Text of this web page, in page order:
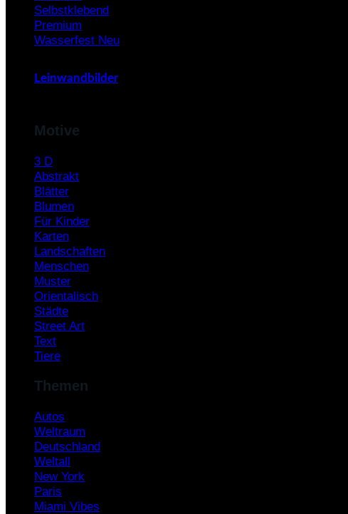
Selbstklebend
Premium
Wasserfest
Leinwandbilder
Motive
3 D
Abstrakt
Blätter
Blumen
Für Kinder
Karten
Landschaften
Menschen
Muster
Orientalisch
Städte
Street Art
Text
Tiere
Themen
Autos
Weltraum
Deutschland
Weltall
New York
Paris
Miami Vibes